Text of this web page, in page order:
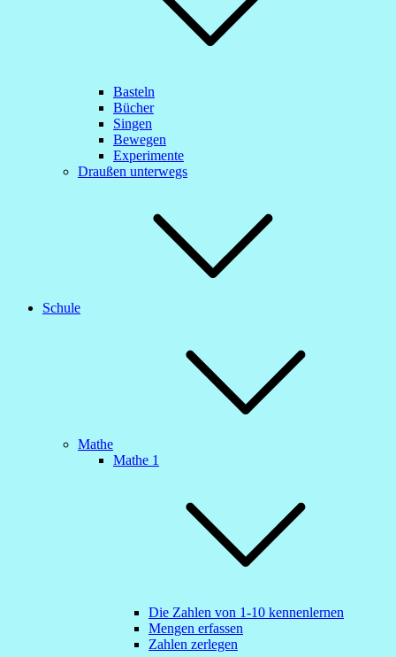
Basteln
Bücher
Singen
Bewegen
Experimente
Draußen unterwegs
Schule
Mathe
Mathe 1
Die Zahlen von 1-10 kennenlernen
Mengen erfassen
Zahlen zerlegen